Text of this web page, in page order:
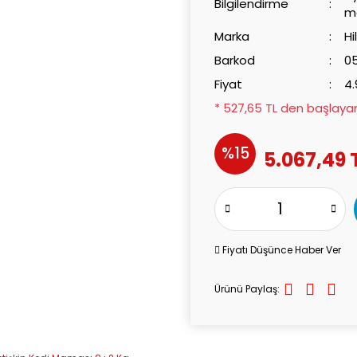
Bilgilendirme
Marka
Barkod
Fiyat
* 527,65 TL den
%15 5.067,49
Fiyatı Düşünce Haber Ver
Ürünü Paylaş: